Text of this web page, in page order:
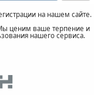
на нашем сайте.
ценим ваше терпение и
нашего сервиса.